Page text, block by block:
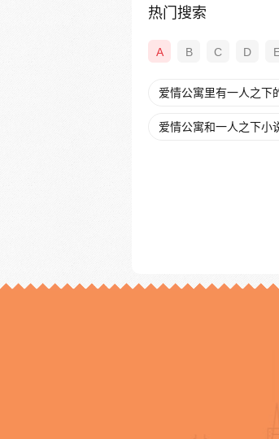
热门搜索
A B C D
爱情公寓里有一人之下
爱情公寓和一人之下小